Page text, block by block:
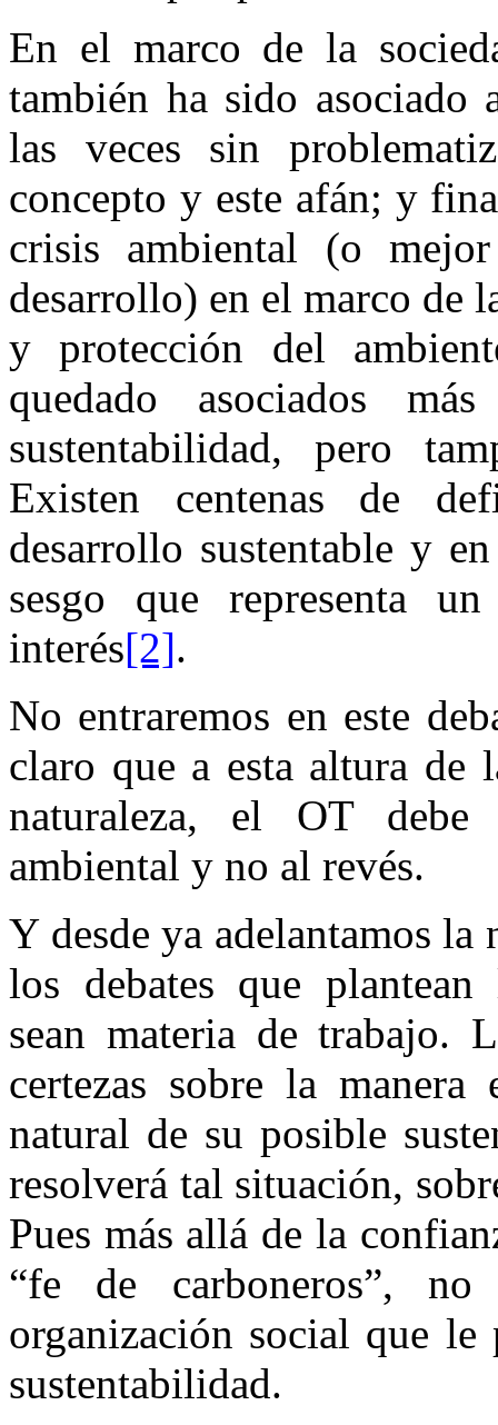
En el marco de la
también ha sido
las veces sin
concepto y este afán; y
crisis ambiental (o
desarrollo) en el marco de
y protección del
quedado asociados
sustentabilidad, pero
Existen centenas de
desarrollo sustentable y
sesgo que representa
interés[2].
No entraremos en este
claro que a esta altura de
naturaleza, el OT debe
ambiental y no al revés.
Y desde ya adelantamos la
los debates que plantean
sean materia de trabajo.
certezas sobre la
natural de su posible
resolverá tal situación,
Pues más allá de la
“fe de carboneros”,
organización social que le
sustentabilidad.